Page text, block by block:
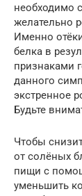
необходимо
желательно
Именно
белка в
признаками
данного
экстренное
Будьте
Чтобы
от солёных
пищи с
уменьшить